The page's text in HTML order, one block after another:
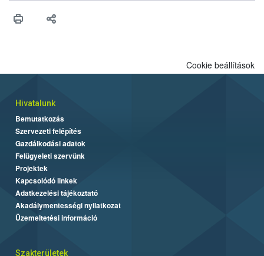
Cookie beállítások
Hivatalunk
Bemutatkozás
Szervezeti felépítés
Gazdálkodási adatok
Felügyeleti szervünk
Projektek
Kapcsolódó linkek
Adatkezelési tájékoztató
Akadálymentességi nyilatkozat
Üzemeltetési információ
Szakterületek